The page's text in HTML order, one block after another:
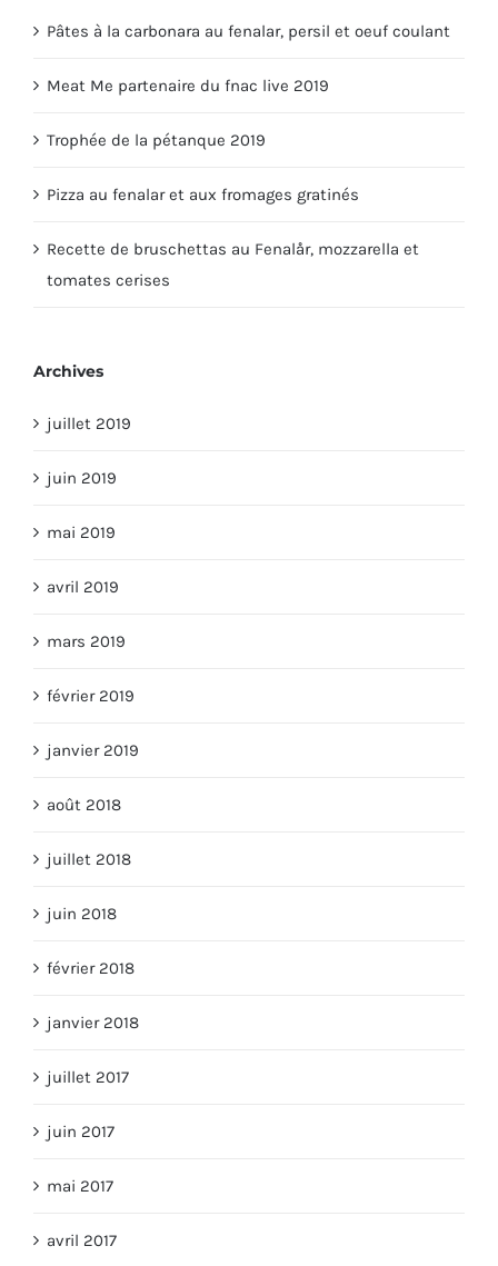
Pâtes à la carbonara au fenalar, persil et oeuf coulant
Meat Me partenaire du fnac live 2019
Trophée de la pétanque 2019
Pizza au fenalar et aux fromages gratinés
Recette de bruschettas au Fenalår, mozzarella et
tomates cerises
Archives
juillet 2019
juin 2019
mai 2019
avril 2019
mars 2019
février 2019
janvier 2019
août 2018
juillet 2018
juin 2018
février 2018
janvier 2018
juillet 2017
juin 2017
mai 2017
avril 2017